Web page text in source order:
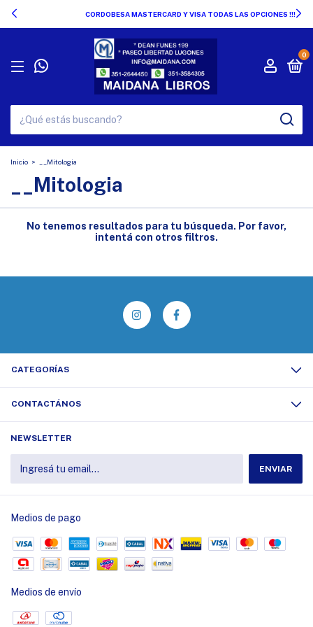
CORDOBESA MASTERCARD Y VISA TODAS LAS OPCIONES !!!
0
Inicio > __Mitologia
__Mitologia
No tenemos resultados para tu búsqueda. Por favor,
intentá con otros filtros.
CATEGORÍAS
CONTACTÁNOS
NEWSLETTER
Medios de pago
Medios de envío